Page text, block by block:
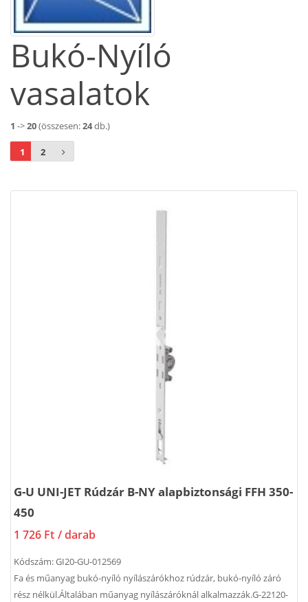
Bukó-Nyíló
vasalatok
1 ->20(összesen:24db.)
1 2
G-U UNI-JET Rúdzár B-NY alapbiztonsági FFH 350-
450
1 726 Ft / darab
Kódszám:GI20-GU-012569
Fa és műanyag bukó-nyíló nyílászárókhoz rúdzár, bukó-nyíló záró
rész nélkül.Általában műanyag nyílászáróknál alkalmazzák.G-22120-